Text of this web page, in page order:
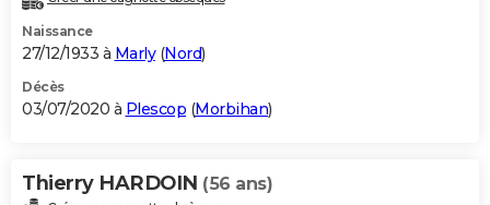
Naissance
27/12/1933 à Marly(Nord)
Décès
03/07/2020 à Plescop (Morbihan)
Thierry HARDOIN (56 ans)